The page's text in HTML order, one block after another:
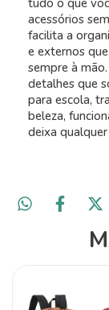
tudo o que
acessórios
facilita a
e externos
sempre à
detalhes que
para escola,
beleza,
deixa